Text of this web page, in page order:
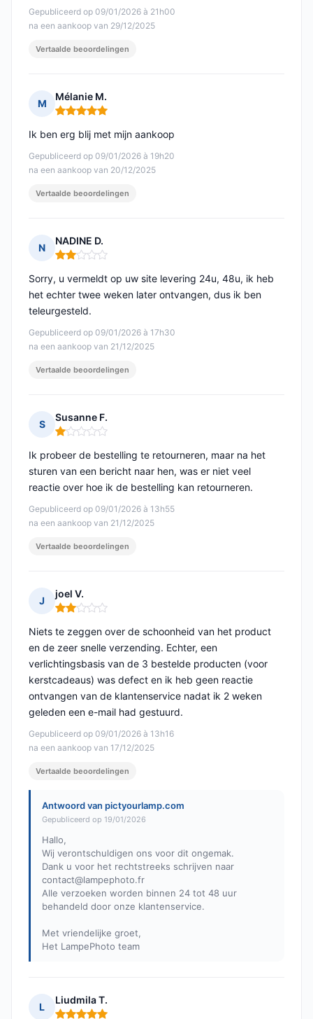
Gepubliceerd op 09/01/2026 à 21h00
na een aankoop van 29/12/2025
Vertaalde beoordelingen
M
Mélanie M.
Opmerking: 5 van 5
Gepubliceerd op 09/01/2026 à 19h20
na een aankoop van 20/12/2025
Ik ben erg blij met mijn aankoop
Vertaalde beoordelingen
N
NADINE D.
Opmerking: 2 van 5
Gepubliceerd op 09/01/2026 à 17h30
na een aankoop van 21/12/2025
Sorry, u vermeldt op uw site levering 24u, 48u, ik heb
het echter twee weken later ontvangen, dus ik ben
teleurgesteld.
Vertaalde beoordelingen
S
Susanne F.
Opmerking: 1 van 5
Gepubliceerd op 09/01/2026 à 13h55
na een aankoop van 21/12/2025
Ik probeer de bestelling te retourneren, maar na het
sturen van een bericht naar hen, was er niet veel
reactie over hoe ik de bestelling kan retourneren.
Vertaalde beoordelingen
J
joel V.
Opmerking: 2 van 5
Gepubliceerd op 09/01/2026 à 13h16
na een aankoop van 17/12/2025
Niets te zeggen over de schoonheid van het product
en de zeer snelle verzending. Echter, een
verlichtingsbasis van de 3 bestelde producten (voor
kerstcadeaus) was defect en ik heb geen reactie
ontvangen van de klantenservice nadat ik 2 weken
geleden een e-mail had gestuurd.
Vertaalde beoordelingen
Antwoord van pictyourlamp.com
Gepubliceerd op 19/01/2026
Hallo,
Wij verontschuldigen ons voor dit ongemak.
Dank u voor het rechtstreeks schrijven naar
contact@lampephoto.fr
Alle verzoeken worden binnen 24 tot 48 uur
behandeld door onze klantenservice.
Met vriendelijke groet,
Het LampePhoto team
L
Liudmila T.